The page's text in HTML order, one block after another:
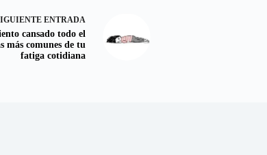
ENTRADA
cansado todo el
más comunes de tu
fatiga cotidiana